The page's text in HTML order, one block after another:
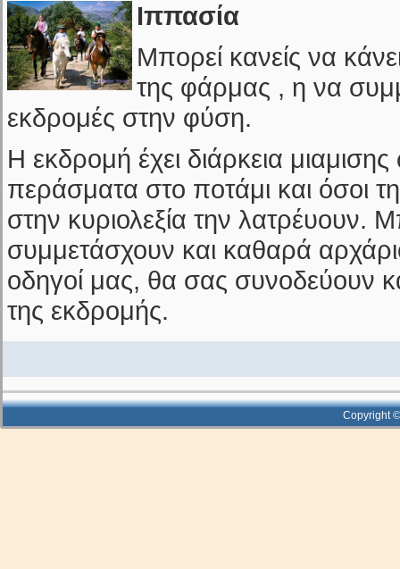
Ιππασία
Μπορεί κανείς να
της φάρμας , η να
εκδρομές στην φύση.
Η εκδρομή έχει διάρκεια
περάσματα στο ποτάμι και όσοι
στην κυριολεξία την λατρέυουν.
συμμετάσχουν και καθαρά
οδηγοί μας, θα σας συνοδεύουν
της εκδρομής.
Copyright